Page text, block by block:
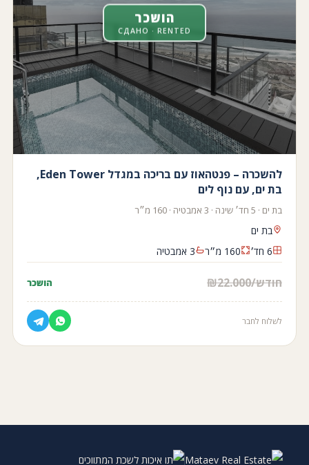
הושכר
СДАНО · RENTED
להשכרה – פנטהאוז עם בריכה במגדל Eden Tower,
בת ים, עם נוף לים
בת ים · 5 חד׳ שינה · 3 אמבטיה · 160 מ״ר
בת ים
6 חד׳
160 מ״ר 3 אמבטיה
₪22.000/חודש הושכר
לשלוח לחבר